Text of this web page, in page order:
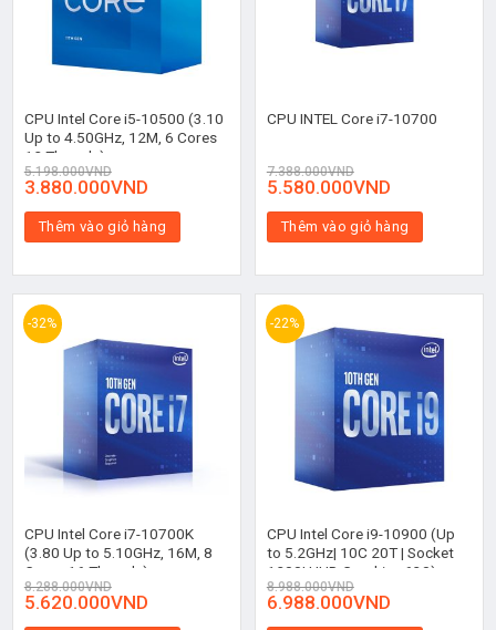
CPU Intel Core i5-10500 (3.10
Up to 4.50GHz, 12M, 6 Cores
12 Threads)
5.198.000VND
3.880.000VND
Thêm vào giỏ hàng
CPU INTEL Core i7-10700
7.388.000VND
5.580.000VND
Thêm vào giỏ hàng
-32%
CPU Intel Core i7-10700K
(3.80 Up to 5.10GHz, 16M, 8
Cores 16 Threads)
8.288.000VND
5.620.000VND
-22%
CPU Intel Core i9-10900 (Up
to 5.2GHz| 10C 20T | Socket
1200| UHD Graphics 630)
8.988.000VND
6.988.000VND